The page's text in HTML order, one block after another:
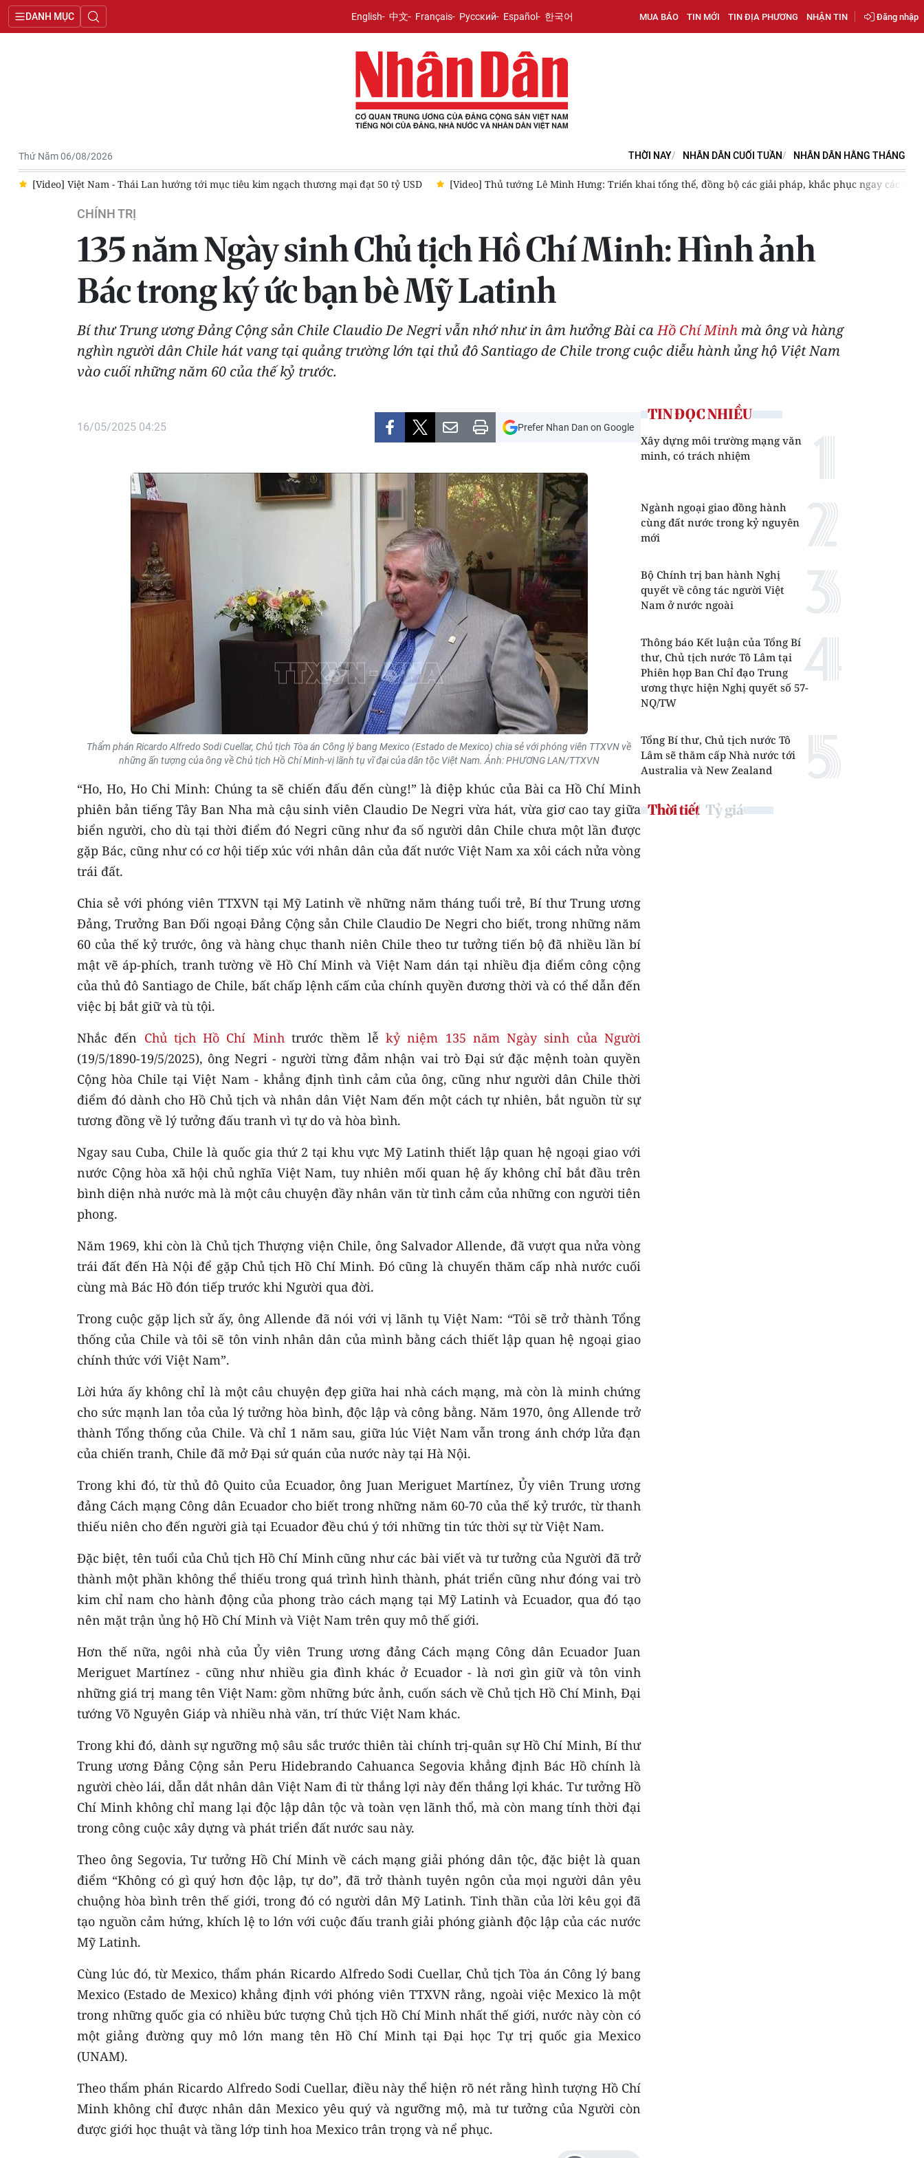
DANH MỤC English 中文 Français Русский Español 한국어 MUA BÁO TIN MỚI TIN ĐỊA PHƯƠNG NHẬN TIN Đăng nhập
Thứ Năm 06/08/2026 THỜI NAY NHÂN DÂN CUỐI TUẦN NHÂN DÂN HẰNG THÁNG
[Video] Việt Nam - Thái Lan hướng tới mục tiêu kim ngạch thương mại đạt 50 tỷ USD [Video] Thủ tướng Lê Minh Hưng: Triển khai tổng thể, đồng bộ các giải pháp, khắc phục ngay các lỗ
CHÍNH TRỊ
135 năm Ngày sinh Chủ tịch Hồ Chí Minh: Hình ảnh
Bác trong ký ức bạn bè Mỹ Latinh
Bí thư Trung ương Đảng Cộng sản Chile Claudio De Negri vẫn nhớ như in âm hưởng Bài caHồ Chí Minh mà ông và hàng
nghìn người dân Chile hát vang tại quảng trường lớn tại thủ đô Santiago de Chile trong cuộc diễu hành ủng hộ Việt Nam
vào cuối những năm 60 của thế kỷ trước.
16/05/2025 04:25 Prefer Nhan Dan on Google
Thẩm phán Ricardo Alfredo Sodi Cuellar, Chủ tịch Tòa án Công lý bang Mexico (Estado de Mexico) chia sẻ với phóng viên TTXVN về
những ấn tượng của ông về Chủ tịch Hồ Chí Minh-vị lãnh tụ vĩ đại của dân tộc Việt Nam. Ảnh: PHƯƠNG LAN/TTXVN
“Ho, Ho, Ho Chi Minh: Chúng ta sẽ chiến đấu đến cùng!” là điệp khúc của Bài ca Hồ Chí Minh
phiên bản tiếng Tây Ban Nha mà cậu sinh viên Claudio De Negri vừa hát, vừa giơ cao tay giữa
biển người, cho dù tại thời điểm đó Negri cũng như đa số người dân Chile chưa một lần được
gặp Bác, cũng như có cơ hội tiếp xúc với nhân dân của đất nước Việt Nam xa xôi cách nửa vòng
trái đất.
Chia sẻ với phóng viên TTXVN tại Mỹ Latinh về những năm tháng tuổi trẻ, Bí thư Trung ương
Đảng, Trưởng Ban Đối ngoại Đảng Cộng sản Chile Claudio De Negri cho biết, trong những năm
60 của thế kỷ trước, ông và hàng chục thanh niên Chile theo tư tưởng tiến bộ đã nhiều lần bí
mật vẽ áp-phích, tranh tường về Hồ Chí Minh và Việt Nam dán tại nhiều địa điểm công cộng
của thủ đô Santiago de Chile, bất chấp lệnh cấm của chính quyền đương thời và có thể dẫn đến
việc bị bắt giữ và tù tội.
Nhắc đến Chủ tịch Hồ Chí Minhtrước thềm lễ kỷ niệm 135 năm Ngày sinh của Người
(19/5/1890-19/5/2025), ông Negri - người từng đảm nhận vai trò Đại sứ đặc mệnh toàn quyền
Cộng hòa Chile tại Việt Nam - khẳng định tình cảm của ông, cũng như người dân Chile thời
điểm đó dành cho Hồ Chủ tịch và nhân dân Việt Nam đến một cách tự nhiên, bắt nguồn từ sự
tương đồng về lý tưởng đấu tranh vì tự do và hòa bình.
Ngay sau Cuba, Chile là quốc gia thứ 2 tại khu vực Mỹ Latinh thiết lập quan hệ ngoại giao với
nước Cộng hòa xã hội chủ nghĩa Việt Nam, tuy nhiên mối quan hệ ấy không chỉ bắt đầu trên
bình diện nhà nước mà là một câu chuyện đầy nhân văn từ tình cảm của những con người tiên
phong.
Năm 1969, khi còn là Chủ tịch Thượng viện Chile, ông Salvador Allende, đã vượt qua nửa vòng
trái đất đến Hà Nội để gặp Chủ tịch Hồ Chí Minh. Đó cũng là chuyến thăm cấp nhà nước cuối
cùng mà Bác Hồ đón tiếp trước khi Người qua đời.
Trong cuộc gặp lịch sử ấy, ông Allende đã nói với vị lãnh tụ Việt Nam: “Tôi sẽ trở thành Tổng
thống của Chile và tôi sẽ tôn vinh nhân dân của mình bằng cách thiết lập quan hệ ngoại giao
chính thức với Việt Nam”.
Lời hứa ấy không chỉ là một câu chuyện đẹp giữa hai nhà cách mạng, mà còn là minh chứng
cho sức mạnh lan tỏa của lý tưởng hòa bình, độc lập và công bằng. Năm 1970, ông Allende trở
thành Tổng thống của Chile. Và chỉ 1 năm sau, giữa lúc Việt Nam vẫn trong ánh chớp lửa đạn
của chiến tranh, Chile đã mở Đại sứ quán của nước này tại Hà Nội.
Trong khi đó, từ thủ đô Quito của Ecuador, ông Juan Meriguet Martínez, Ủy viên Trung ương
đảng Cách mạng Công dân Ecuador cho biết trong những năm 60-70 của thế kỷ trước, từ thanh
thiếu niên cho đến người già tại Ecuador đều chú ý tới những tin tức thời sự từ Việt Nam.
Đặc biệt, tên tuổi của Chủ tịch Hồ Chí Minh cũng như các bài viết và tư tưởng của Người đã trở
thành một phần không thể thiếu trong quá trình hình thành, phát triển cũng như đóng vai trò
kim chỉ nam cho hành động của phong trào cách mạng tại Mỹ Latinh và Ecuador, qua đó tạo
nên mặt trận ủng hộ Hồ Chí Minh và Việt Nam trên quy mô thế giới.
Hơn thế nữa, ngôi nhà của Ủy viên Trung ương đảng Cách mạng Công dân Ecuador Juan
Meriguet Martínez - cũng như nhiều gia đình khác ở Ecuador - là nơi gìn giữ và tôn vinh
những giá trị mang tên Việt Nam: gồm những bức ảnh, cuốn sách về Chủ tịch Hồ Chí Minh, Đại
tướng Võ Nguyên Giáp và nhiều nhà văn, trí thức Việt Nam khác.
Trong khi đó, dành sự ngưỡng mộ sâu sắc trước thiên tài chính trị-quân sự Hồ Chí Minh, Bí thư
Trung ương Đảng Cộng sản Peru Hidebrando Cahuanca Segovia khẳng định Bác Hồ chính là
người chèo lái, dẫn dắt nhân dân Việt Nam đi từ thắng lợi này đến thắng lợi khác. Tư tưởng Hồ
Chí Minh không chỉ mang lại độc lập dân tộc và toàn vẹn lãnh thổ, mà còn mang tính thời đại
trong công cuộc xây dựng và phát triển đất nước sau này.
Theo ông Segovia, Tư tưởng Hồ Chí Minh về cách mạng giải phóng dân tộc, đặc biệt là quan
điểm “Không có gì quý hơn độc lập, tự do”, đã trở thành tuyên ngôn của mọi người dân yêu
chuộng hòa bình trên thế giới, trong đó có người dân Mỹ Latinh. Tinh thần của lời kêu gọi đã
tạo nguồn cảm hứng, khích lệ to lớn với cuộc đấu tranh giải phóng giành độc lập của các nước
Mỹ Latinh.
Cùng lúc đó, từ Mexico, thẩm phán Ricardo Alfredo Sodi Cuellar, Chủ tịch Tòa án Công lý bang
Mexico (Estado de Mexico) khẳng định với phóng viên TTXVN rằng, ngoài việc Mexico là một
trong những quốc gia có nhiều bức tượng Chủ tịch Hồ Chí Minh nhất thế giới, nước này còn có
một giảng đường quy mô lớn mang tên Hồ Chí Minh tại Đại học Tự trị quốc gia Mexico
(UNAM).
Theo thẩm phán Ricardo Alfredo Sodi Cuellar, điều này thể hiện rõ nét rằng hình tượng Hồ Chí
Minh không chỉ được nhân dân Mexico yêu quý và ngưỡng mộ, mà tư tưởng của Người còn
được giới học thuật và tầng lớp tinh hoa Mexico trân trọng và nể phục.
TIN ĐỌC NHIỀU
Xây dựng môi trường mạng văn
minh, có trách nhiệm
Ngành ngoại giao đồng hành
cùng đất nước trong kỷ nguyên
mới
Bộ Chính trị ban hành Nghị
quyết về công tác người Việt
Nam ở nước ngoài
Thông báo Kết luận của Tổng Bí
thư, Chủ tịch nước Tô Lâm tại
Phiên họp Ban Chỉ đạo Trung
ương thực hiện Nghị quyết số 57-
NQ/TW
Tổng Bí thư, Chủ tịch nước Tô
Lâm sẽ thăm cấp Nhà nước tới
Australia và New Zealand
Thời tiết Tỷ giá